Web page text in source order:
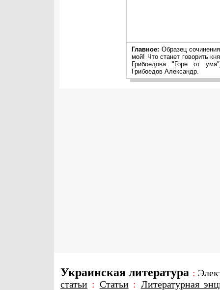
Главное: Образец
мой! Что станет говорить
Грибоедова "Горе от
Грибоедов Александр.
Украинская литература :
статьи : Статьи: Литературная